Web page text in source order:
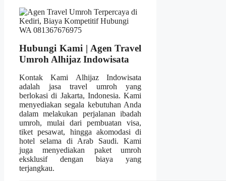
Hubungi Kami | Agen Travel
Umroh Alhijaz Indowisata
Kontak Kami Alhijaz Indowisata
adalah jasa travel umroh yang
berlokasi di Jakarta, Indonesia. Kami
menyediakan segala kebutuhan Anda
dalam melakukan perjalanan ibadah
umroh, mulai dari pembuatan visa,
tiket pesawat, hingga akomodasi di
hotel selama di Arab Saudi. Kami
juga menyediakan paket umroh
eksklusif dengan biaya yang
terjangkau.